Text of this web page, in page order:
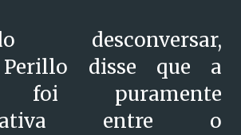
desconversar,
disse que a
foi puramente
entre o